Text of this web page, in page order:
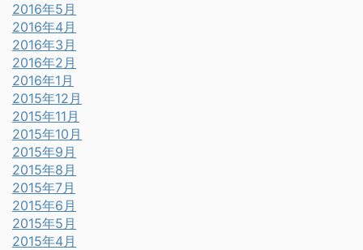
2016年5月
2016年4月
2016年3月
2016年2月
2016年1月
2015年12月
2015年11月
2015年10月
2015年9月
2015年8月
2015年7月
2015年6月
2015年5月
2015年4月